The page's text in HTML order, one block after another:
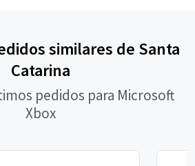
similares de Santa
Catarina
pedidos para Microsoft
Xbox